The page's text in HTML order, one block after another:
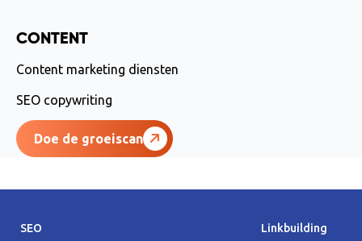
CONTENT
Content marketing diensten
SEO copywriting
Doe de groeiscan
SEO Linkbuilding